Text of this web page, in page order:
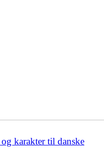
karakter til danske